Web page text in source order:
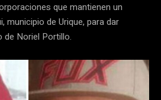
que mantienen un
municipio de Urique, para dar
de Noriel Portillo.